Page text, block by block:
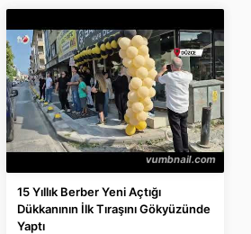
15 Yıllık Berber Yeni Açtığı
Dükkanının İlk Tıraşını Gökyüzünde
Yaptı